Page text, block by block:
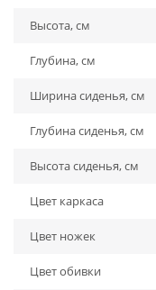
Высота, см
Глубина, см
Ширина сиденья, см
Глубина сиденья, см
Высота сиденья, см
Цвет каркаса
Цвет ножек
Цвет обивки